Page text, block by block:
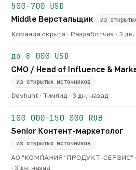
500–700 USD
Middle Верстальщик
из
Команда скрыта · Разработчик · 3 дн.
до 8 000 USD
CMO / Head of Influence &
из открытых источников
Devhunt · Тимлид · 3 дн. назад
100 000–150 000 RUB
Senior Контент-маркетолог
из открытых источников
АО "КОМПАНИЯ "ПРОДУКТ-СЕРВИС" ·
· 3 дн. назад